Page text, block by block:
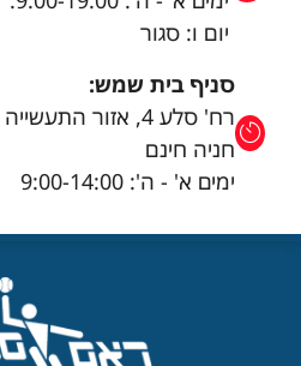
יום ו: סגור
סניף בית שמש:
רח' סלע 4, אזור
חניה חינם
ימים א' - ה': 9:00-14:00